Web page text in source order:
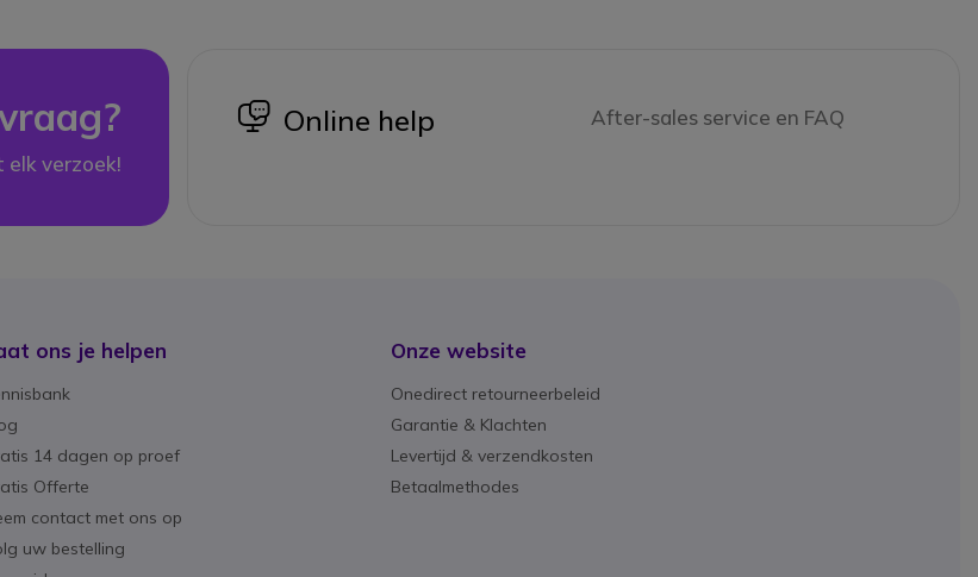
elk verzoek!
icon
Online help After-sales service en FAQ
ons je helpen
14 dagen op proef
Offerte
contact met ons op
uw bestelling
Onze website
Onedirect retourneerbeleid
Garantie & Klachten
Levertijd & verzendkosten
Betaalmethodes